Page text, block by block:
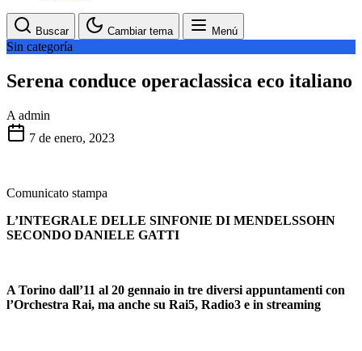
Buscar Cambiar tema Menú
Sin categoría
Serena conduce operaclassica eco italiano
A admin
7 de enero, 2023
Comunicato stampa
L’INTEGRALE DELLE SINFONIE DI MENDELSSOHN
SECONDO DANIELE GATTI
A Torino dall’11 al 20 gennaio in tre diversi appuntamenti con
l’Orchestra Rai, ma anche su Rai5, Radio3 e in streaming